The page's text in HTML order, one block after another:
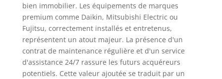
bien immobilier. Les équipements de marques
premium comme Daikin, Mitsubishi Electric ou
Fujitsu, correctement installés et entretenus,
représentent un atout majeur. La présence d'un
contrat de maintenance régulière et d'un service
d'assistance 24/7 rassure les futurs acquéreurs
potentiels. Cette valeur ajoutée se traduit par un